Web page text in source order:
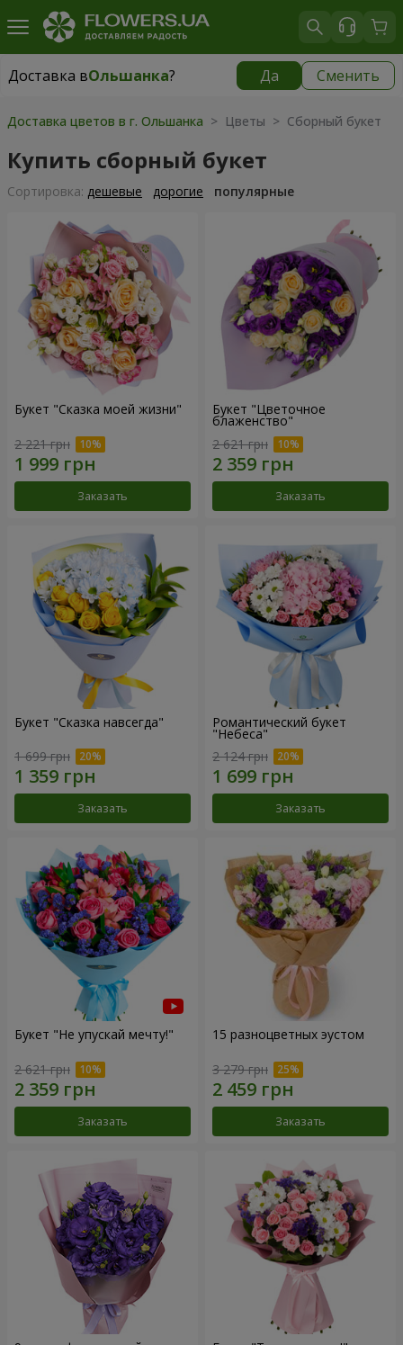
Доставка вОльшанка? Да Сменить
Доставка вОльшанка|
Доставка цветов в г. Ольшанка > Цветы > Сборный букет
Купить сборный букет
Cортировка: дешевые дорогие популярные
Букет "Сказка моей жизни"
2 221 грн
Заказать
Букет "Цветочное
блаженство"
2 621 грн
Заказать
Букет "Сказка навсегда"
1 699 грн
Заказать
Романтический букет
"Небеса"
2 124 грн
Заказать
Букет "Не упускай мечту!"
2 621 грн
Заказать
15 разноцветных эустом
3 279 грн
Заказать